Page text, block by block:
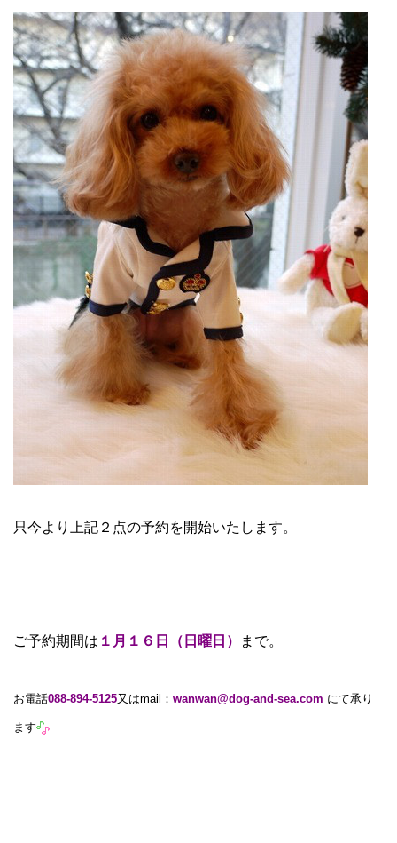
只今より上記２点の予約を開始いたします。
ご予約期間は １月１６日（日曜日） まで。
お電話088-894-5125又はmail： wanwan@dog-and-sea.com にて承り
ます